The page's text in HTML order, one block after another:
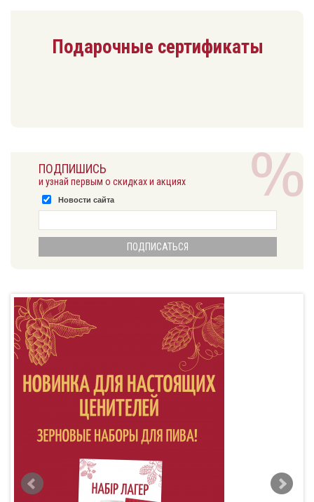
Подарочные сертификаты
ПОДПИШИСЬ
и узнай первым о скидках и акциях
Новости сайта